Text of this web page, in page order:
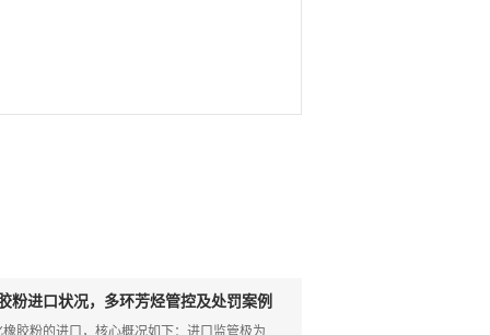
粉进口状况，多环芳烃管控及处罚案例